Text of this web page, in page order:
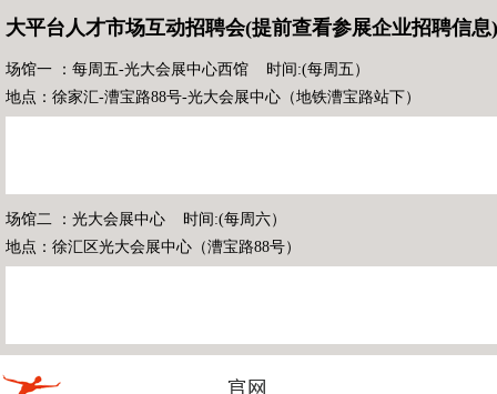
大平台人才市场互动招聘会(提前查看参展企业招聘信息)
场馆一 ：每周五-光大会展中心西馆 时间:(每周五）
地点：徐家汇-漕宝路88号-光大会展中心（地铁漕宝路站下）
场馆二 ：光大会展中心 时间:(每周六）
地点：徐汇区光大会展中心（漕宝路88号）